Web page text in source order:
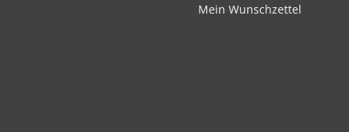
Mein Wunschzettel